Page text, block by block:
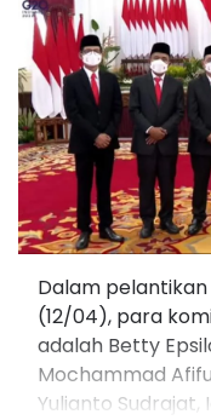
Dalam
(12/04), para
adalah Betty
Mochammad
Yulianto Sudrajat,